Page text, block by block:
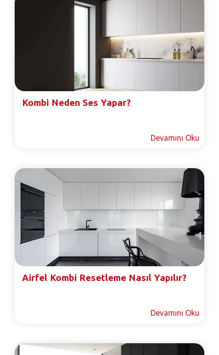
Kombi Neden Ses Yapar?
Devamını Oku
Airfel Kombi Resetleme Nasıl Yapılır?
Devamını Oku